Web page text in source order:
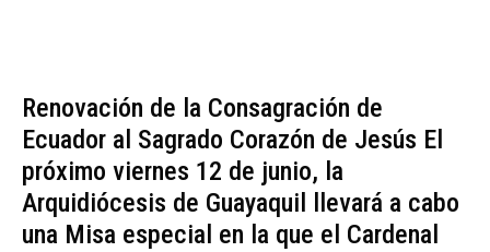
Renovación de la Consagración de
Ecuador al Sagrado Corazón de Jesús El
próximo viernes 12 de junio, la
Arquidiócesis de Guayaquil llevará a cabo
una Misa especial en la que el Cardenal